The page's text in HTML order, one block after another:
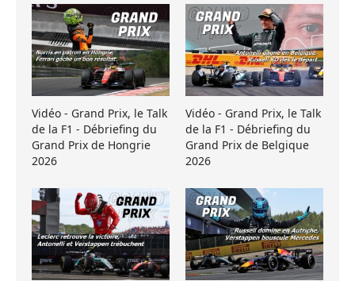
Vidéo - Grand Prix, le Talk
de la F1 - Débriefing du
Grand Prix de Hongrie
2026
Vidéo - Grand Prix, le Talk
de la F1 - Débriefing du
Grand Prix de Belgique
2026